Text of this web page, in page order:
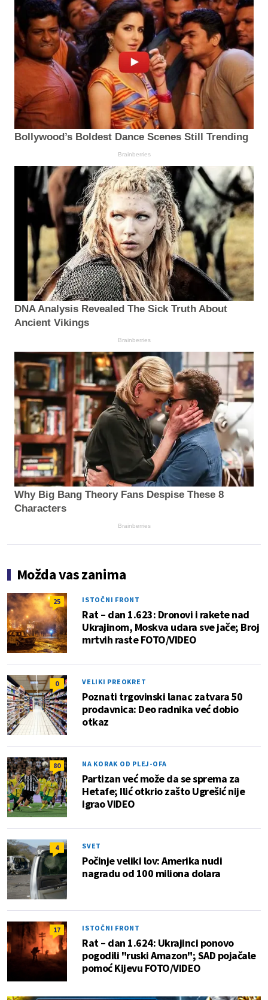
Bollywood’s Boldest Dance Scenes Still Trending
Brainberries
DNA Analysis Revealed The Sick Truth About
Ancient Vikings
Brainberries
Why Big Bang Theory Fans Despise These 8
Characters
Brainberries
Možda vas zanima
25 ISTOČNI FRONT
Rat – dan 1.623: Dronovi i rakete nad
Ukrajinom, Moskva udara sve jače; Broj
mrtvih raste FOTO/VIDEO
0 VELIKI PREOKRET
Poznati trgovinski lanac zatvara 50
prodavnica: Deo radnika već dobio
otkaz
80 NA KORAK OD PLEJ-OFA
Partizan već može da se sprema za
Hetafe; Ilić otkrio zašto Ugrešić nije
igrao VIDEO
4 SVET
Počinje veliki lov: Amerika nudi
nagradu od 100 miliona dolara
17 ISTOČNI FRONT
Rat – dan 1.624: Ukrajinci ponovo
pogodili "ruski Amazon"; SAD pojačale
pomoć Kijevu FOTO/VIDEO